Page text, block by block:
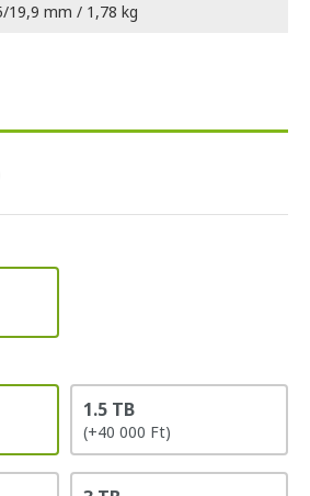
19,9 mm / 1,78 kg
1.5 TB
(+40 000 Ft)